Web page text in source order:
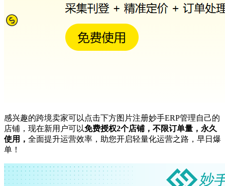
感兴趣的跨境卖家可以点击下方图片注册妙手ERP管理自己的
店铺，现在新用户可以免费授权2个店铺，不限订单量，永久
使用， 全面提升运营效率，助您开启轻量化运营之路，早日爆
单！